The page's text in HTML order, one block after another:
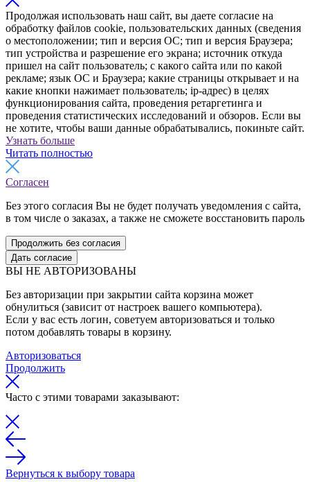
Продолжая использовать наш сайт, вы даете согласие на
обработку файлов cookie, пользовательских данных (сведения
о местоположении; тип и версия ОС; тип и версия Браузера;
тип устройства и разрешение его экрана; источник откуда
пришел на сайт пользователь; с какого сайта или по какой
рекламе; язык ОС и Браузера; какие страницы открывает и на
какие кнопки нажимает пользователь; ip-адрес) в целях
функционирования сайта, проведения ретаргетинга и
проведения статистических исследований и обзоров. Если вы
не хотите, чтобы ваши данные обрабатывались, покиньте сайт.
Узнать больше
Читать полностью
Согласен
Без этого согласия Вы не будет получать уведомления с сайта,
в том числе о заказах, а также не сможете восстановить пароль
Продолжить без согласия
Дать согласие
ВЫ НЕ АВТОРИЗОВАНЫ
Без авторизации при закрытии сайта корзина может
обнулиться (зависит от настроек вашего компьютера).
Если у вас есть логин, советуем авторизоваться и только
потом добавлять товары в корзину.
Авторизоваться
Продолжить
Часто с этими товарами заказывают:
Вернуться к выбору товара